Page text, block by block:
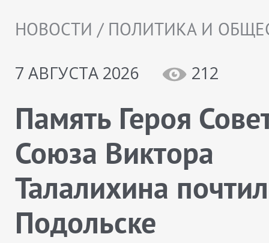
НОВОСТИ / ПОЛИТИКА И
7 АВГУСТА 2026
212
Память Героя
Союза Виктора
Талалихина
Подольске